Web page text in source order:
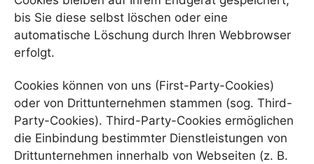
bis Sie diese selbst löschen oder eine
automatische Löschung durch Ihren Webbrowser
erfolgt.
Cookies können von uns (First-Party-Cookies)
oder von Drittunternehmen stammen (sog. Third-
Party-Cookies). Third-Party-Cookies ermöglichen
die Einbindung bestimmter Dienstleistungen von
Drittunternehmen innerhalb von Webseiten (z. B.